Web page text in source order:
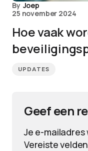
By Joep
25 november 2024
Hoe vaak
UPDATES
Geef een
Je e-
Vereiste